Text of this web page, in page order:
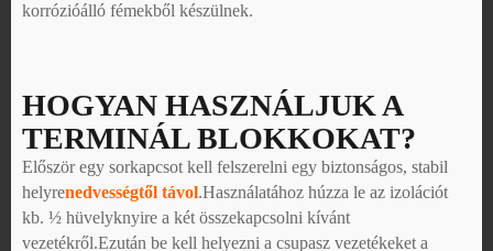
korrózióálló fémekből készülnek.
HOGYAN HASZNÁLJUK A
TERMINÁL BLOKKOKAT?
Először egy sorkapcsot kell felszerelni egy biztonságos, stabil
helyrenedvességtől távol.Használatához húzza le az izolációt
kb. ½ hüvelyknyire a két összekapcsolni kívánt
vezetékről.Ezután be kell helyezni a csupasz vezetékeket a